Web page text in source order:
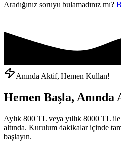
Aradığınız soruyu bulamadınız mı?
Anında Aktif, Hemen Kullan!
Hemen Başla, Anında
Aylık 800 TL veya yıllık 8000 TL
altında. Kurulum dakikalar içinde
başlayın.